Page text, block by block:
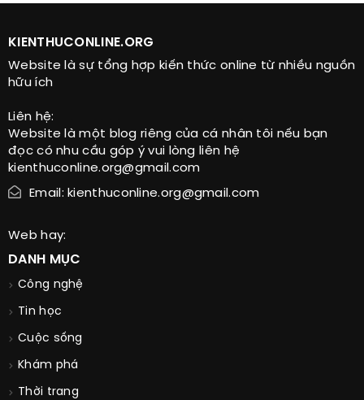
KIENTHUCONLINE.ORG
Website là sự tổng hợp kiến thức online từ nhiều nguồn
hữu ích
Liên hệ:
Website là một blog riêng của cá nhân tôi nếu bạn
đọc có nhu cầu góp ý vui lòng liên hệ
kienthuconline.org@gmail.com
Email: kienthuconline.org@gmail.com
Web hay:
DANH MỤC
Công nghệ
Tin học
Cuộc sống
Khám phá
Thời trang